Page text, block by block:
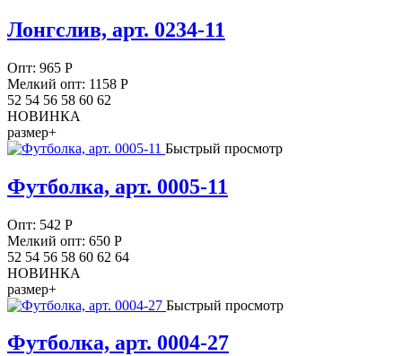
Лонгслив, арт. 0234-11
Опт: 965 Р
Мелкий опт: 1158 Р
52 54 56 58 60 62
НОВИНКА
размер+
Быстрый просмотр
Футболка, арт. 0005-11
Опт: 542 Р
Мелкий опт: 650 Р
52 54 56 58 60 62 64
НОВИНКА
размер+
Быстрый просмотр
Футболка, арт. 0004-27